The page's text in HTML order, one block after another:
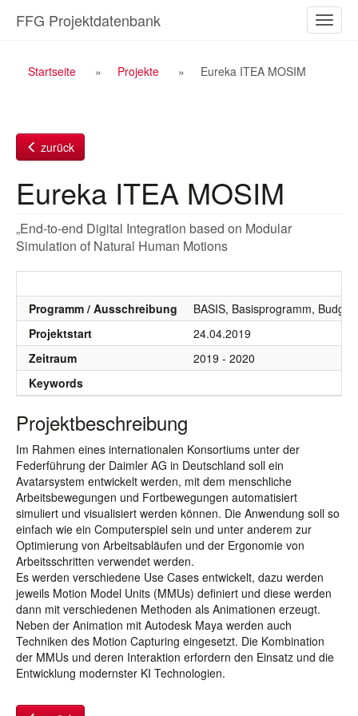
Inhalt
ein-/
FFG Projektdatenbank
Breadcrumb
Startseite Projekte Eureka ITEA MOSIM
zurück
Eureka ITEA MOSIM
„End-to-end Digital Integration based on Modular
Simulation of Natural Human Motions
Programm / Ausschreibung
BASIS, Basisprogramm,
Projektstart
24.04.2019
Zeitraum
2019 - 2020
Keywords
Projektbeschreibung
Im Rahmen eines internationalen Konsortiums unter der
Federführung der Daimler AG in Deutschland soll ein
Avatarsystem entwickelt werden, mit dem menschliche
Arbeitsbewegungen und Fortbewegungen automatisiert
simuliert und visualisiert werden können. Die Anwendung soll so
einfach wie ein Computerspiel sein und unter anderem zur
Optimierung von Arbeitsabläufen und der Ergonomie von
Arbeitsschritten verwendet werden.
Es werden verschiedene Use Cases entwickelt, dazu werden
jeweils Motion Model Units (MMUs) definiert und diese werden
dann mit verschiedenen Methoden als Animationen erzeugt.
Neben der Animation mit Autodesk Maya werden auch
Techniken des Motion Capturing eingesetzt. Die Kombination
der MMUs und deren Interaktion erfordern den Einsatz und die
Entwicklung modernster KI Technologien.